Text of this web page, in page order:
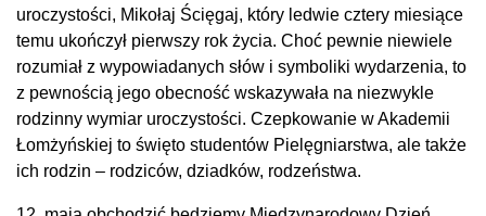
uroczystości, Mikołaj Ścięgaj, który ledwie cztery miesiące
temu ukończył pierwszy rok życia. Choć pewnie niewiele
rozumiał z wypowiadanych słów i symboliki wydarzenia, to
z pewnością jego obecność wskazywała na niezwykle
rodzinny wymiar uroczystości. Czepkowanie w Akademii
Łomżyńskiej to święto studentów Pielęgniarstwa, ale także
ich rodzin – rodziców, dziadków, rodzeństwa.